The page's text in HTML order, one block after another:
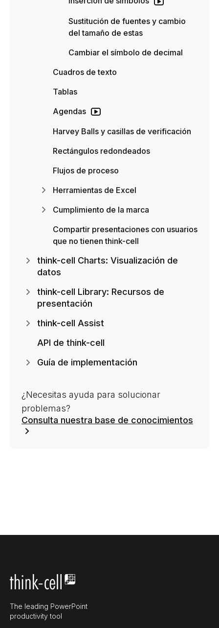
Sustitución de fuentes y cambio
del tamaño de estas
Cambiar el símbolo de decimal
Cuadros de texto
Tablas
Agendas
Harvey Balls y casillas de verificación
Rectángulos redondeados
Flujos de proceso
Herramientas de Excel
Cumplimiento de la marca
Compartir presentaciones con usuarios
que no tienen think-cell
think-cell Charts: Visualización de
datos
think-cell Library: Recursos de
presentación
think-cell Assist
API de think-cell
Guía de implementación
¿Necesitas ayuda para solucionar
problemas?
Consulta nuestra base de conocimientos
The leading PowerPoint
productivity tool